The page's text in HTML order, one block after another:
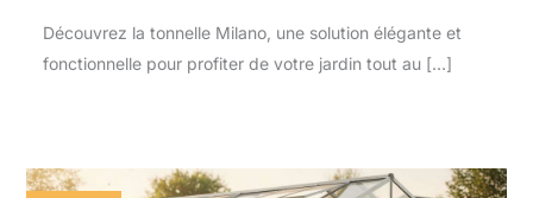
Découvrez la tonnelle Milano, une solution élégante et
fonctionnelle pour profiter de votre jardin tout au […]